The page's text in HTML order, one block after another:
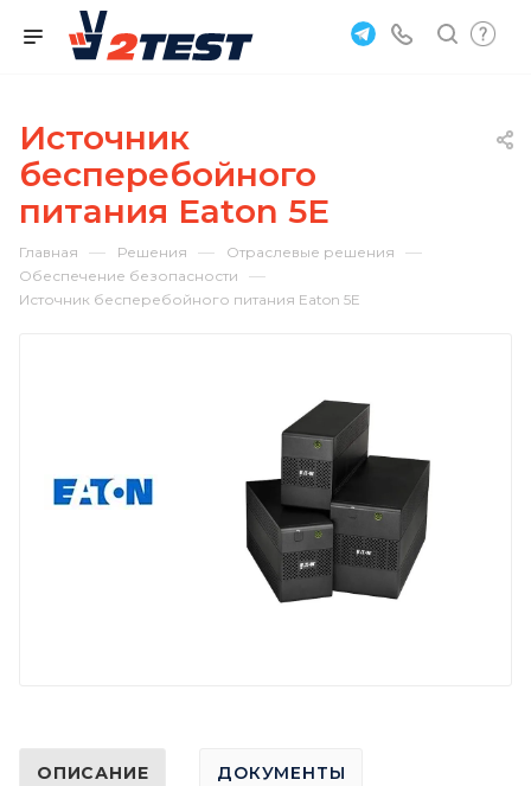
Источник
бесперебойного
питания Eaton 5E
Главная — Решения — Отраслевые решения —
Обеспечение безопасности —
Источник бесперебойного питания Eaton 5E
ОПИСАНИЕ ДОКУМЕНТЫ